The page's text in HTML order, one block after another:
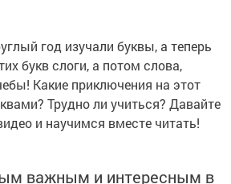
год изучали буквы, а теперь
букв слоги, а потом слова,
Какие приключения на этот
Трудно ли учиться? Давайте
и научимся вместе читать!
важным и интересным в